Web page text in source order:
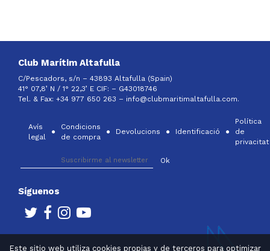
Este sitio web utiliza cookies propias y de terceros para optimizar
Club Marítim Altafulla
C/Pescadors, s/n – 43893 Altafulla (Spain)
41° 07,8’ N / 1° 22,3’ E CIF: – G43018746
Tel. & Fax: +34 977 650 263 – info@clubmaritimaltafulla.com.
Avís
legal
Condicions
de compra
Devolucions Identificació
Política
de
privacitat
Síguenos